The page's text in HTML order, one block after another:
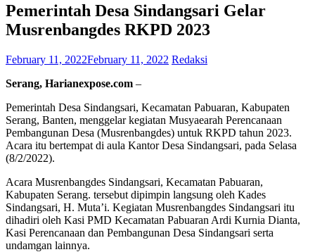
Pemerintah Desa Sindangsari Gelar
Musrenbangdes RKPD 2023
February 11, 2022February 11, 2022 Redaksi
Serang, Harianexpose.com –
Pemerintah Desa Sindangsari, Kecamatan Pabuaran, Kabupaten
Serang, Banten, menggelar kegiatan Musyaearah Perencanaan
Pembangunan Desa (Musrenbangdes) untuk RKPD tahun 2023.
Acara itu bertempat di aula Kantor Desa Sindangsari, pada Selasa
(8/2/2022).
Acara Musrenbangdes Sindangsari, Kecamatan Pabuaran,
Kabupaten Serang. tersebut dipimpin langsung oleh Kades
Sindangsari, H. Muta’i. Kegiatan Musrenbangdes Sindangsari itu
dihadiri oleh Kasi PMD Kecamatan Pabuaran Ardi Kurnia Dianta,
Kasi Perencanaan dan Pembangunan Desa Sindangsari serta
undamgan lainnya.